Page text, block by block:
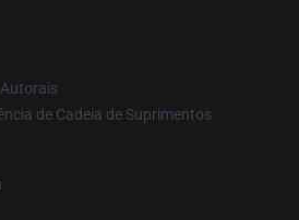
de Cadeia de Suprimentos